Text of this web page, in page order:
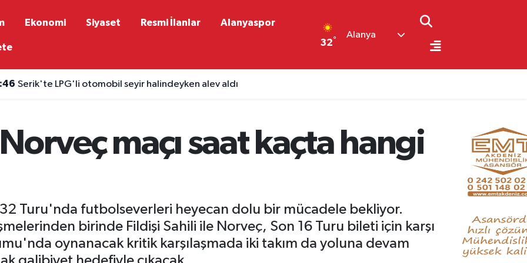
Ekonomi Siyaset Resmi İlanlar Alanyaspor
32°
Alanya
Serik'te LPG'li otomobil seyir halindeyken alev aldı
maçı saat kaçta hangi
32 Turu'nda futbolseverleri heyecan dolu bir mücadele bekliyor.
birinde Fildişi Sahili ile Norveç, Son 16 Turu bileti için karşı
oynanacak kritik karşılaşmada iki takım da yoluna devam